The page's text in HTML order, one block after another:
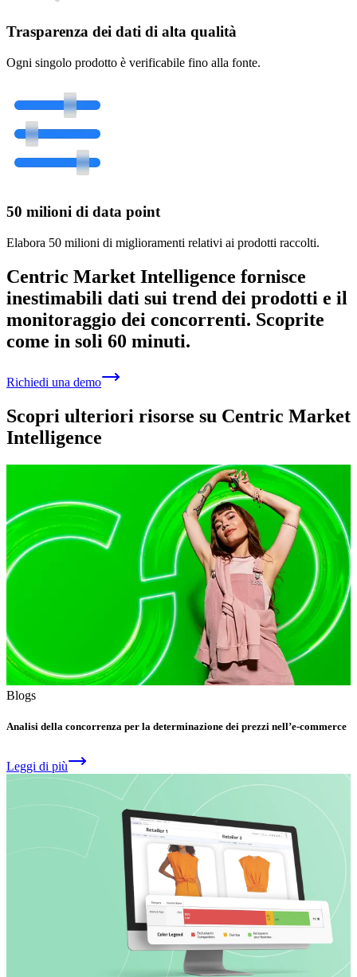
Trasparenza dei dati di alta qualità
Ogni singolo prodotto è verificabile fino alla fonte.
50 milioni di data point
Elabora 50 milioni di miglioramenti relativi ai prodotti raccolti.
Centric Market Intelligence fornisce
inestimabili dati sui trend dei prodotti e il
monitoraggio dei concorrenti. Scoprite
come in soli 60 minuti.
Richiedi una demo
Scopri ulteriori risorse su Centric Market
Intelligence
Blogs
Analisi della concorrenza per la determinazione dei prezzi nell’e-commerce
Leggi di più